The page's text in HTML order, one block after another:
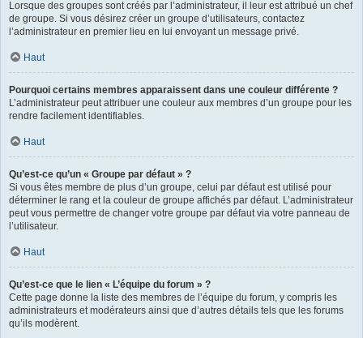
Lorsque des groupes sont créés par l’administrateur, il leur est attribué un chef
de groupe. Si vous désirez créer un groupe d’utilisateurs, contactez
l’administrateur en premier lieu en lui envoyant un message privé.
Haut
Pourquoi certains membres apparaissent dans une couleur différente ?
L’administrateur peut attribuer une couleur aux membres d’un groupe pour les
rendre facilement identifiables.
Haut
Qu’est-ce qu’un « Groupe par défaut » ?
Si vous êtes membre de plus d’un groupe, celui par défaut est utilisé pour
déterminer le rang et la couleur de groupe affichés par défaut. L’administrateur
peut vous permettre de changer votre groupe par défaut via votre panneau de
l’utilisateur.
Haut
Qu’est-ce que le lien « L’équipe du forum » ?
Cette page donne la liste des membres de l’équipe du forum, y compris les
administrateurs et modérateurs ainsi que d’autres détails tels que les forums
qu’ils modèrent.